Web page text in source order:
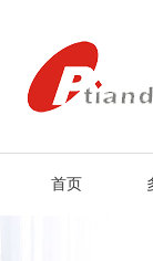
首页